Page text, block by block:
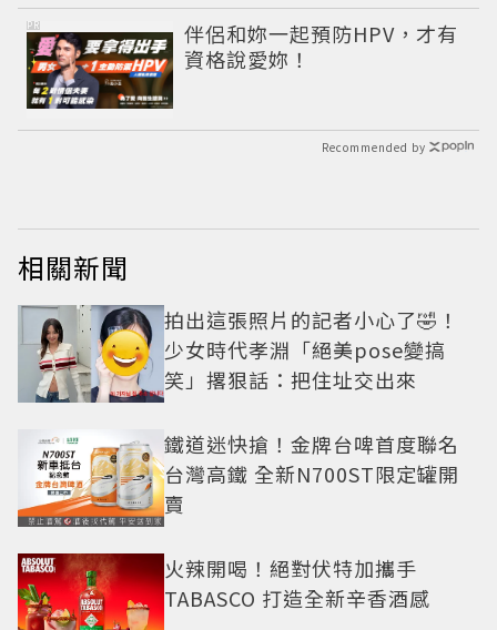
伴侶和妳一起預防HPV，才有
資格說愛妳！
PR
Recommended by
相關新聞
拍出這張照片的記者小心了🤣！
少女時代孝淵「絕美pose變搞
笑」撂狠話：把住址交出來
鐵道迷快搶！金牌台啤首度聯名
台灣高鐵 全新N700ST限定罐開
賣
火辣開喝！絕對伏特加攜手
TABASCO 打造全新辛香酒感